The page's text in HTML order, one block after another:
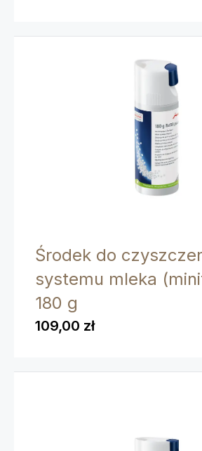
Środek do
systemu mleka
180 g
109,00 zł